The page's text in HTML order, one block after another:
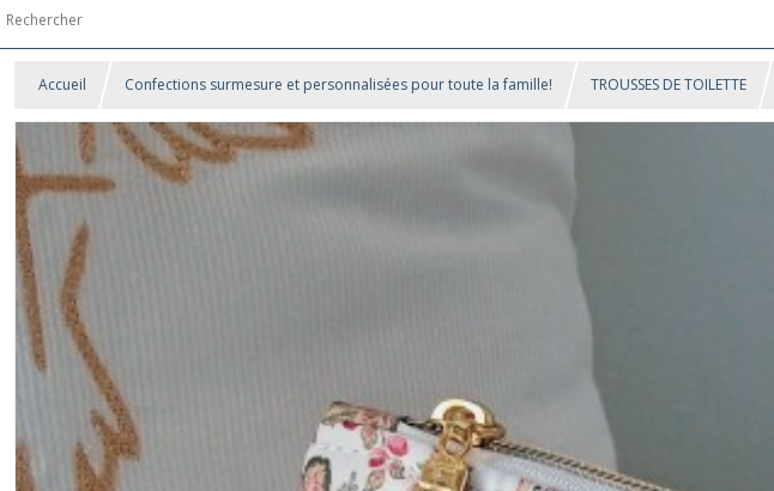
Accueil Confections surmesure et personnalisées pour toute la famille! TROUSSES DE TOILETTE